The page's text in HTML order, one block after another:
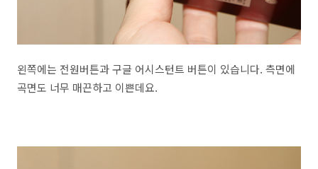
왼쪽에는 전원버튼과 구글 어시스턴트 버튼이 있습니다. 측면에
곡면도 너무 매끈하고 이쁜데요.